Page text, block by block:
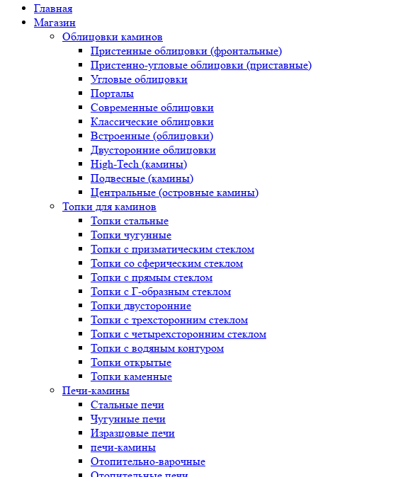
Главная
Магазин
Облицовки каминов
Пристенные облицовки (фронтальные)
Пристенно-угловые облицовки (приставные)
Угловые облицовки
Порталы
Современные облицовки
Классические облицовки
Встроенные (облицовки)
Двусторонние облицовки
High-Tech (камины)
Подвесные (камины)
Центральные (островные камины)
Топки для каминов
Топки стальные
Топки чугунные
Топки с призматическим стеклом
Топки со сферическим стеклом
Топки с прямым стеклом
Топки с Г-образным стеклом
Топки двусторонние
Топки с трехсторонним стеклом
Топки с четырехсторонним стеклом
Топки с водяным контуром
Топки открытые
Топки каменные
Печи-камины
Стальные печи
Чугунные печи
Изразцовые печи
печи-камины
Отопительно-варочные